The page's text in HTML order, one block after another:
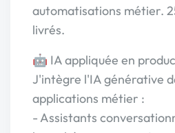
automatisations métier.
livrés.
🤖 IA appliquée en
J'intègre l'IA générative
applications métier :
- Assistants